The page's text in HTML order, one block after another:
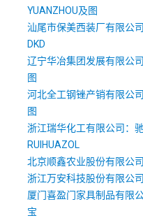
YUANZHOU及图
汕尾市保美西装厂有限公
DKD
辽宁华冶集团发展有限公
图
河北全工钢锉产销有限公
图
浙江瑞华化工有限公司：
RUIHUAZOL
北京顺鑫农业股份有限公
浙江万安科技股份有限公
厦门喜盈门家具制品有限
宝